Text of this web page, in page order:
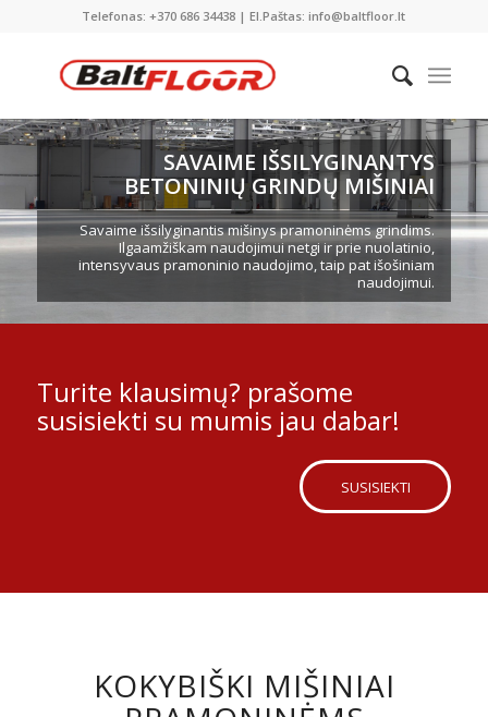
Telefonas: +370 686 34438 | El.Paštas: info@baltfloor.lt
SAVAIME IŠSILYGINANTYS
BETONINIŲ GRINDŲ MIŠINIAI
Savaime išsilyginantis mišinys pramoninėms grindims.
Ilgaamžiškam naudojimui netgi ir prie nuolatinio,
intensyvaus pramoninio naudojimo, taip pat išošiniam
naudojimui.
Turite klausimų? prašome
susisiekti su mumis jau dabar!
SUSISIEKTI
KOKYBIŠKI MIŠINIAI